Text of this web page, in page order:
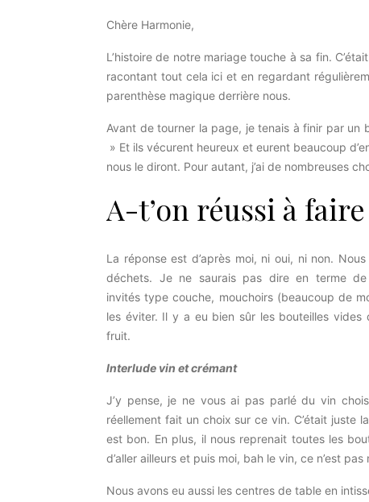
Chère Harmonie,
L’histoire de notre mariage touche à sa fin.
racontant tout cela ici et en regardant
parenthèse magique derrière nous.
Avant de tourner la page, je tenais à finir par un
» Et ils vécurent heureux et eurent beaucoup
nous le diront. Pour autant, j’ai de nombreuses
A-t’on réussi à
La réponse est d’après moi, ni oui, ni non.
déchets. Je ne saurais pas dire en terme
invités type couche, mouchoirs (beaucoup de
les éviter. Il y a eu bien sûr les bouteilles vides
fruit.
Interlude vin et crémant
J’y pense, je ne vous ai pas parlé du vin
réellement fait un choix sur ce vin. C’était juste
est bon. En plus, il nous reprenait toutes les
d’aller ailleurs et puis moi, bah le vin, ce n’est
Nous avons eu aussi les centres de table en